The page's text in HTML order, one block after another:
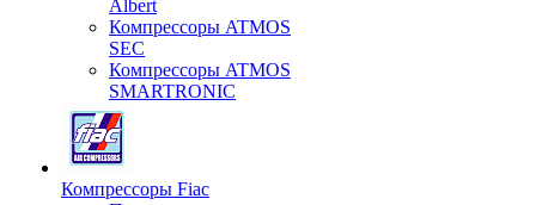
Albert
Компрессоры ATMOS
SEC
Компрессоры ATMOS
SMARTRONIC
Компрессоры Fiac